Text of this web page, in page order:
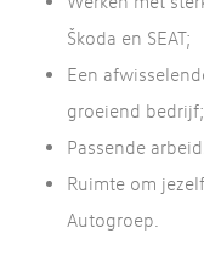
Škoda en SEAT;
Een
groeiend bedrijf;
Passende
Ruimte om
Autogroep.